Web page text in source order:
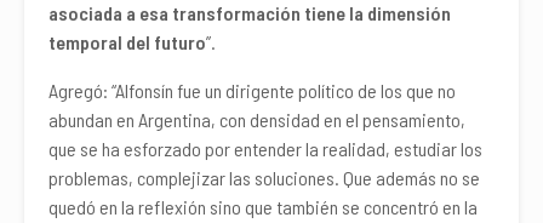
asociada a esa transformación tiene la dimensión
temporal del futuro”.
Agregó: “Alfonsín fue un dirigente político de los que no
abundan en Argentina, con densidad en el pensamiento,
que se ha esforzado por entender la realidad, estudiar los
problemas, complejizar las soluciones. Que además no se
quedó en la reflexión sino que también se concentró en la